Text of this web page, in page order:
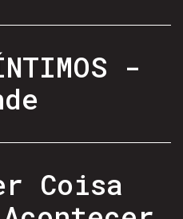
-
Coisa